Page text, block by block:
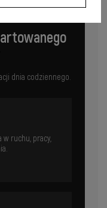
dnia codziennego.
ruchu, pracy,